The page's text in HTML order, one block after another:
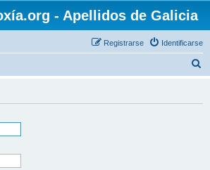
- Apellidos de Galicia
Identificarse
Registrarse